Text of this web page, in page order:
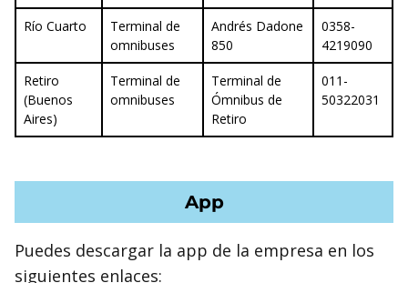
Río Cuarto
Terminal de
omnibuses
Andrés Dadone
850
0358-
4219090
Retiro
(Buenos
Aires)
Terminal de
omnibuses
Terminal de
Ómnibus de
Retiro
011-
50322031
App
Puedes descargar la app de la empresa en los
siguientes enlaces: